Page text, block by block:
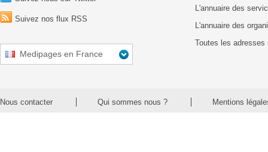
Suivez nos flux RSS
Medipages en France
L'annuaire des
L'annuaire des
Toutes les adresses
Nous contacter Qui sommes nous ? Mentions